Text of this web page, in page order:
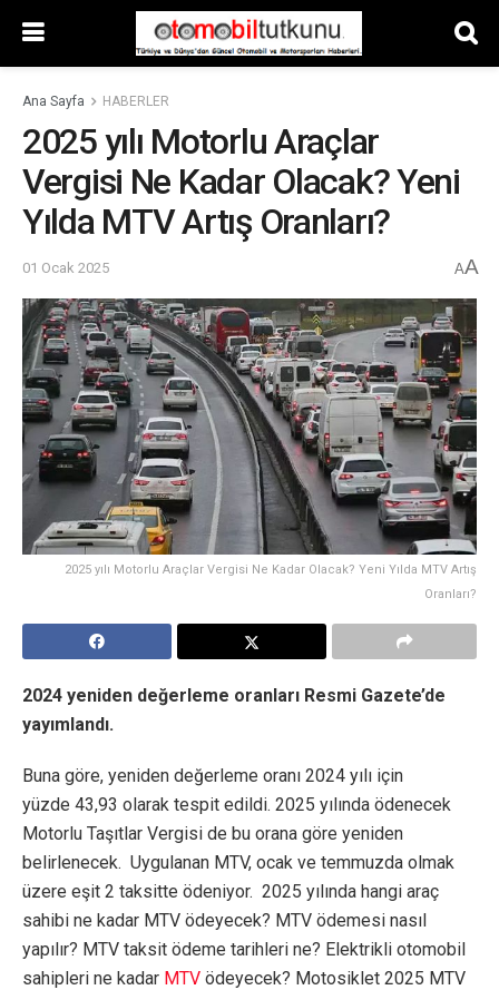
Ana Sayfa HABERLER
2025 yılı Motorlu Araçlar
Vergisi Ne Kadar Olacak? Yeni
Yılda MTV Artış Oranları?
01 Ocak 2025 AA
2025 yılı Motorlu Araçlar Vergisi Ne Kadar Olacak? Yeni Yılda MTV Artış
Oranları?
2024 yeniden değerleme oranları Resmi Gazete’de
yayımlandı.
Buna göre, yeniden değerleme oranı 2024 yılı için
yüzde 43,93 olarak tespit edildi. 2025 yılında ödenecek
Motorlu Taşıtlar Vergisi de bu orana göre yeniden
belirlenecek. Uygulanan MTV, ocak ve temmuzda olmak
üzere eşit 2 taksitte ödeniyor. 2025 yılında hangi araç
sahibi ne kadar MTV ödeyecek? MTV ödemesi nasıl
yapılır? MTV taksit ödeme tarihleri ne? Elektrikli otomobil
sahipleri ne kadar MTV ödeyecek? Motosiklet 2025 MTV